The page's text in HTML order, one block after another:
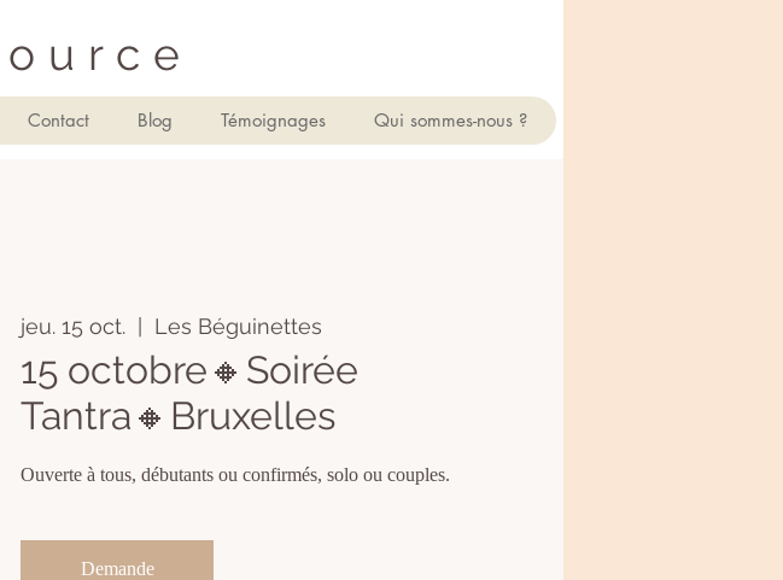
Contact Blog Témoignages Qui sommes-nous ?
jeu. 15 oct. Les Béguinettes
15 octobre🔸Soirée
Tantra🔸Bruxelles
Ouverte à tous, débutants ou confirmés, solo ou couples.
Demande